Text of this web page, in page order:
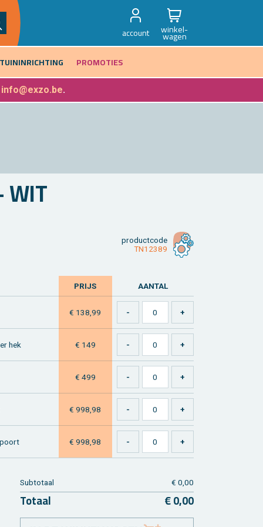
account winkel-
wagen
TUININRICHTING PROMOTIES
info@exzo.be.
WIT
product­code
TN12389
PRIJS AAN­TAL
€ 138,99
hek € 149
€ 499
€ 998,98
€ 998,98
Sub­to­taal € 0,00
To­taal € 0,00